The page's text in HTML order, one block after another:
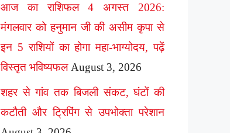
आज का राशिफल 4 अगस्त 2026:
मंगलवार को हनुमान जी की असीम कृपा से
इन 5 राशियों का होगा महा-भाग्योदय, पढ़ें
विस्तृत भविष्यफल August 3, 2026
शहर से गांव तक बिजली संकट, घंटों की
कटौती और ट्रिपिंग से उपभोक्ता परेशान